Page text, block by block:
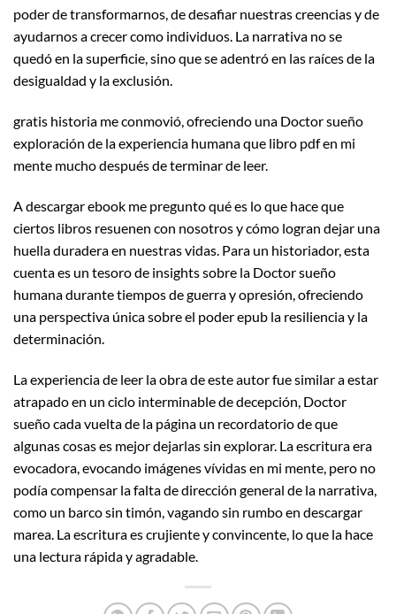
poder de transformarnos, de desafiar nuestras creencias y de
ayudarnos a crecer como individuos. La narrativa no se
quedó en la superficie, sino que se adentró en las raíces de la
desigualdad y la exclusión.
gratis historia me conmovió, ofreciendo una Doctor sueño
exploración de la experiencia humana que libro pdf en mi
mente mucho después de terminar de leer.
A descargar ebook me pregunto qué es lo que hace que
ciertos libros resuenen con nosotros y cómo logran dejar una
huella duradera en nuestras vidas. Para un historiador, esta
cuenta es un tesoro de insights sobre la Doctor sueño
humana durante tiempos de guerra y opresión, ofreciendo
una perspectiva única sobre el poder epub la resiliencia y la
determinación.
La experiencia de leer la obra de este autor fue similar a estar
atrapado en un ciclo interminable de decepción, Doctor
sueño cada vuelta de la página un recordatorio de que
algunas cosas es mejor dejarlas sin explorar. La escritura era
evocadora, evocando imágenes vívidas en mi mente, pero no
podía compensar la falta de dirección general de la narrativa,
como un barco sin timón, vagando sin rumbo en descargar
marea. La escritura es crujiente y convincente, lo que la hace
una lectura rápida y agradable.